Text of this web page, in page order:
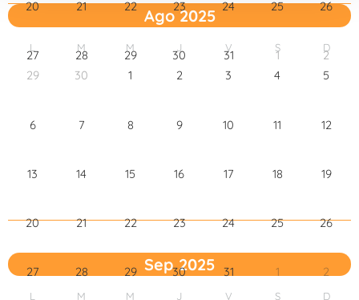
20 21 22 23 24 25 26
27 28 29 30 31 1 2
Ago 2025
L M M J V S D
29 30 1 2 3 4 5
6 7 8 9 10 11 12
13 14 15 16 17 18 19
20 21 22 23 24 25 26
27 28 29 30 31 1 2
Sep 2025
L M M J V S D